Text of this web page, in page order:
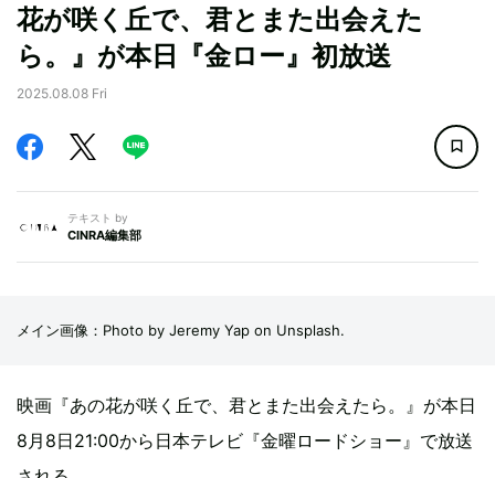
花が咲く丘で、君とまた出会えた
ら。』が本日『金ロー』初放送
2025.08.08 Fri
テキスト by
CINRA編集部
メイン画像：Photo by Jeremy Yap on Unsplash.
映画『あの花が咲く丘で、君とまた出会えたら。』が本日
8月8日21:00から日本テレビ『金曜ロードショー』で放送